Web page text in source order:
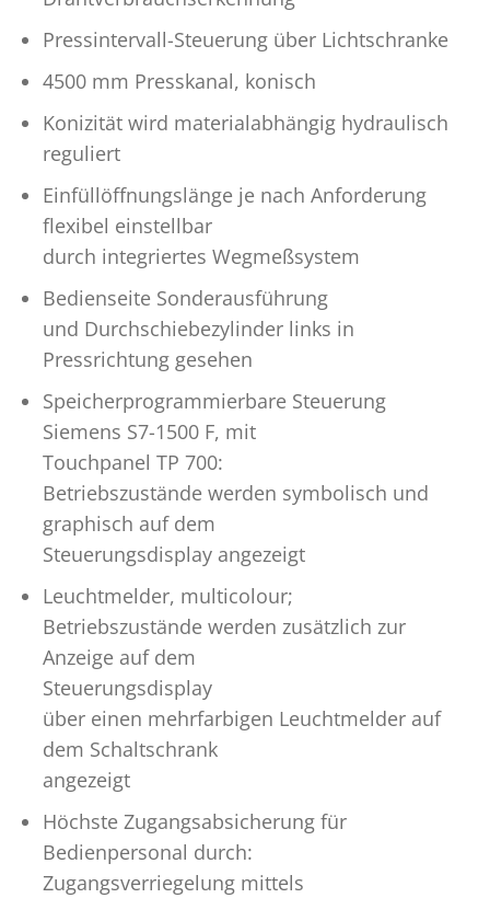
Pressintervall-Steuerung über Lichtschranke
4500 mm Presskanal, konisch
Konizität wird materialabhängig hydraulisch
reguliert
Einfüllöffnungslänge je nach Anforderung
flexibel einstellbar
durch integriertes Wegmeßsystem
Bedienseite Sonderausführung
und Durchschiebezylinder links in
Pressrichtung gesehen
Speicherprogrammierbare Steuerung
Siemens S7-1500 F, mit
Touchpanel TP 700:
Betriebszustände werden symbolisch und
graphisch auf dem
Steuerungsdisplay angezeigt
Leuchtmelder, multicolour;
Betriebszustände werden zusätzlich zur
Anzeige auf dem
Steuerungsdisplay
über einen mehrfarbigen Leuchtmelder auf
dem Schaltschrank
angezeigt
Höchste Zugangsabsicherung für
Bedienpersonal durch:
Zugangsverriegelung mittels